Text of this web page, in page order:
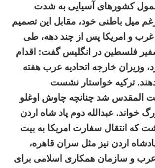
شمول کشورهای آسیایی به شدت
میل باطنی خود، مقابل این تصمیم
غرب و امریکا پس از چند دهه، طی
فلسطین در انگلیس گفت: اقدام
وزیران خارجه اتحادیه عرب هفته
ترکیه خواستار نشست
المقدس شد چنانچه چاوش اوغلو
خواند. عبدالله دوم پاد شاه اردن
که انتقال سفارت امریکا به بیت
اردن نیز مثل سران قاهره،
عرب و سازمان همکاری اسلامی برای